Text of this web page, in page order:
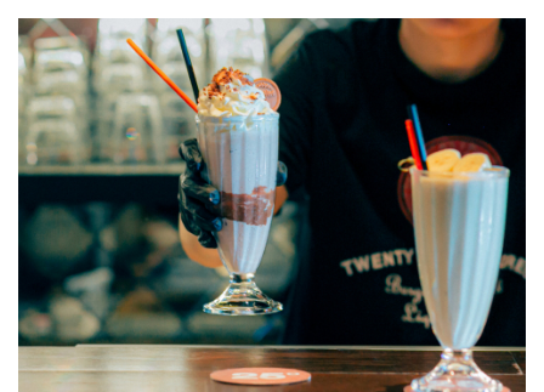
ค้นหา
SHARE TWEET LINE EMAIL